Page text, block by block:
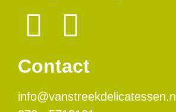
Contact
info@vanstreekdelicatessen.nl